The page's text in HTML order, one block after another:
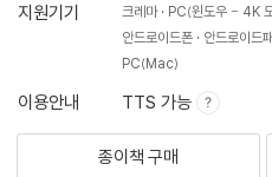
지원기기
크레마 PC(윈도우 - 4K
안드로이드폰
안드로이드
PC(Mac)
이용안내 TTS 가능
종이책 구매